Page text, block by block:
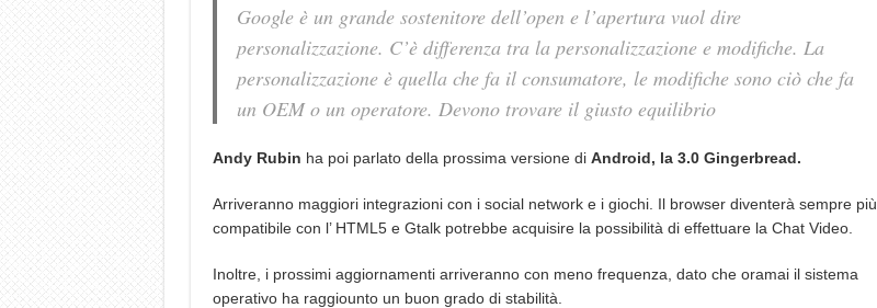
Google è un grande sostenitore dell’open e l’apertura vuol dire
personalizzazione. C’è differenza tra la personalizzazione e modifiche. La
personalizzazione è quella che fa il consumatore, le modifiche sono ciò che fa
un OEM o un operatore. Devono trovare il giusto equilibrio
Andy Rubin ha poi parlato della prossima versione di Android, la 3.0 Gingerbread.
Arriveranno maggiori integrazioni con i social network e i giochi. Il browser diventerà sempre più
compatibile con l’ HTML5 e Gtalk potrebbe acquisire la possibilità di effettuare la Chat Video.
Inoltre, i prossimi aggiornamenti arriveranno con meno frequenza, dato che oramai il sistema
operativo ha raggiounto un buon grado di stabilità.